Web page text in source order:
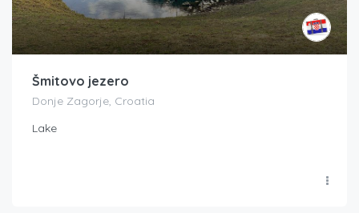
Šmitovo jezero
Donje Zagorje, Croatia
Lake